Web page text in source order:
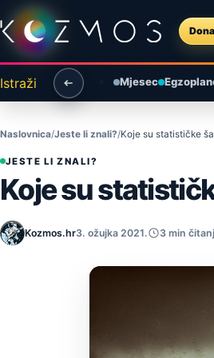
Preskoči na sadržaj
Istraži Mjesec
Naslovnica Jeste li znali? Koje su statističke
JESTE LI ZNALI?
Koje su
Kozmos.hr3. ožujka 2021. 3 min